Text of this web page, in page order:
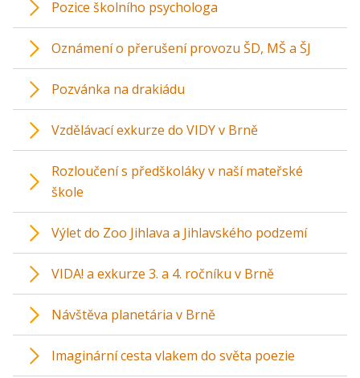
Pozice školního psychologa
Oznámení o přerušení provozu ŠD, MŠ a ŠJ
Pozvánka na drakiádu
Vzdělávací exkurze do VIDY v Brně
Rozloučení s předškoláky v naší mateřské
škole
Výlet do Zoo Jihlava a Jihlavského podzemí
VIDA! a exkurze 3. a 4. ročníku v Brně
Návštěva planetária v Brně
Imaginární cesta vlakem do světa poezie